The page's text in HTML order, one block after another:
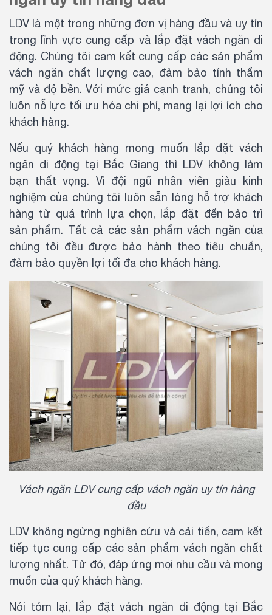
LDV là một trong những đơn vị hàng đầu và uy tín
trong lĩnh vực cung cấp và lắp đặt vách ngăn di
động. Chúng tôi cam kết cung cấp các sản phẩm
vách ngăn chất lượng cao, đảm bảo tính thẩm
mỹ và độ bền. Với mức giá cạnh tranh, chúng tôi
luôn nỗ lực tối ưu hóa chi phí, mang lại lợi ích cho
khách hàng.
Nếu quý khách hàng mong muốn lắp đặt vách
ngăn di động tại Bắc Giang thì LDV không làm
bạn thất vọng. Vì đội ngũ nhân viên giàu kinh
nghiệm của chúng tôi luôn sẵn lòng hỗ trợ khách
hàng từ quá trình lựa chọn, lắp đặt đến bảo trì
sản phẩm. Tất cả các sản phẩm vách ngăn của
chúng tôi đều được bảo hành theo tiêu chuẩn,
đảm bảo quyền lợi tối đa cho khách hàng.
Vách ngăn LDV cung cấp vách ngăn uy tín hàng
đầu
LDV không ngừng nghiên cứu và cải tiến, cam kết
tiếp tục cung cấp các sản phẩm vách ngăn chất
lượng nhất. Từ đó, đáp ứng mọi nhu cầu và mong
muốn của quý khách hàng.
Nói tóm lại, lắp đặt vách ngăn di động tại Bắc